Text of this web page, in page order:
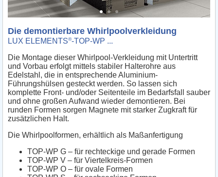
Die demontierbare Whirlpoolverkleidung
LUX ELEMENTS®-TOP-WP ...
Die Montage dieser Whirlpool-Verkleidung mit Untertritt
und Vorbau erfolgt mittels stabiler Halterohre aus
Edelstahl, die in entsprechende Aluminium-
Führungshülsen gesteckt werden. So lassen sich
komplette Front- und/oder Seitenteile im Bedarfsfall sauber
und ohne großen Aufwand wieder demontieren. Bei
runden Formen sorgen Magnete mit starker Zugkraft für
zusätzlichen Halt.
Die Whirlpoolformen, erhältlich als Maßanfertigung
TOP-WP G – für rechteckige und gerade Formen
TOP-WP V – für Viertelkreis-Formen
TOP-WP O – für ovale Formen